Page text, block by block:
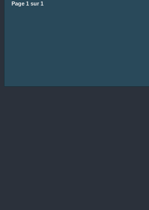
Page 1 sur 1